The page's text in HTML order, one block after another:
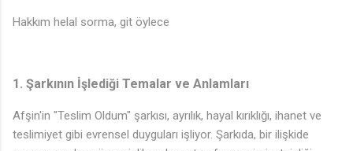
Hakkım helal sorma, git öylece
1. Şarkının İşlediği Temalar ve Anlamları
Afşin'in "Teslim Oldum" şarkısı, ayrılık, hayal kırıklığı, ihanet ve
teslimiyet gibi evrensel duyguları işliyor. Şarkıda, bir ilişkide